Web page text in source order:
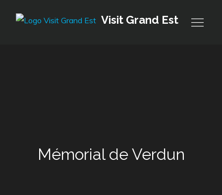
Visit Grand Est
Mémorial de Verdun